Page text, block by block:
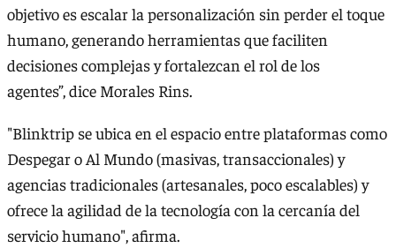
objetivo es escalar la personalización sin perder el toque
humano, generando herramientas que faciliten
decisiones complejas y fortalezcan el rol de los
agentes”, dice Morales Rins.
"Blinktrip se ubica en el espacio entre plataformas como
Despegar o Al Mundo (masivas, transaccionales) y
agencias tradicionales (artesanales, poco escalables) y
ofrece la agilidad de la tecnología con la cercanía del
servicio humano", afirma.